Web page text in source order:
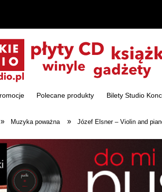
Polecane produkty Bilety Studio
» Muzyka poważna » Józef Elsner – Violin and